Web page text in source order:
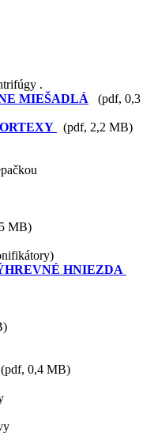
.
MIEŠADLÁ (pdf, 0,3
(pdf, 2,2 MB)
MB)
HNIEZDA
0,4 MB)